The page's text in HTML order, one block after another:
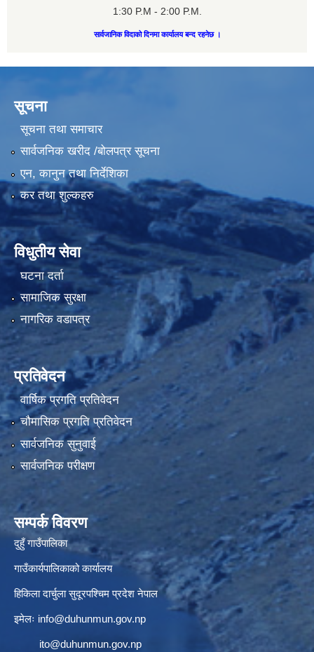
1:30 P.M - 2:00 P.M.
सार्वजानिक विदाको दिनमा कार्यालय बन्द रहनेछ ।
सूचना
सूचना तथा समाचार
सार्वजनिक खरीद /बोलपत्र सूचना
एन, कानुन तथा निर्देशिका
कर तथा शुल्कहरु
विधुतीय सेवा
घटना दर्ता
सामाजिक सुरक्षा
नागरिक वडापत्र
प्रतिवेदन
वार्षिक प्रगति प्रतिवेदन
चौमासिक प्रगति प्रतिवेदन
सार्वजनिक सुनुवाई
सार्वजनिक परीक्षण
सम्पर्क विवरण
दुहुँ गाउँपालिका
गाउँकार्यपालिकाको कार्यालय
हिकिला दार्चुला सुदूरपश्चिम प्रदेश नेपाल
इमेलः info@duhunmun.gov.np
ito@duhunmun.gov.np